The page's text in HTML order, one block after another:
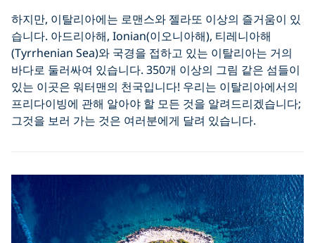
하지만, 이탈리아에는 로맨스와 젤라또 이상의 즐거움이 있
습니다. 아드리아해, Ionian(이오니아해), 티레니아해
(Tyrrhenian Sea)와 국경을 접하고 있는 이탈리아는 거의
바다로 둘러싸여 있습니다. 350개 이상의 그림 같은 섬들이
있는 이곳은 워터맨의 천국입니다! 우리는 이탈리아에서의
프리다이빙에 관해 알아야 할 모든 것을 알려드리겠습니다;
그것을 보러 가는 것은 여러분에게 달려 있습니다.